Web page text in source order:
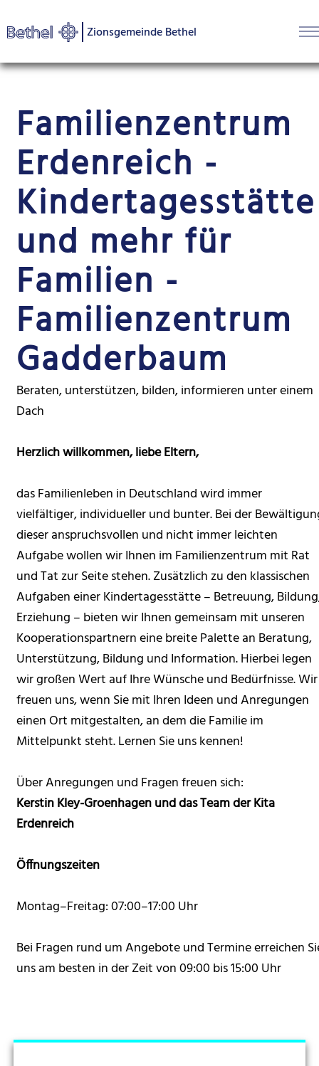
Zionsgemeinde Bethel
Familien­zentrum
Erden­reich -
Kinder­tages­stätte
und mehr für
Familien -
Familien­zentrum
Gadder­baum
Beraten, unterstützen, bilden, informieren unter einem
Dach
Herzlich willkommen, liebe Eltern,
das Familienleben in Deutschland wird immer
vielfältiger, individueller und bunter. Bei der
dieser anspruchsvollen und nicht immer leichten
Aufgabe wollen wir Ihnen im Familienzentrum mit Rat
und Tat zur Seite stehen. Zusätzlich zu den klassischen
Aufgaben einer Kindertagesstätte – Betreuung,
Erziehung – bieten wir Ihnen gemeinsam mit unseren
Kooperationspartnern eine breite Palette an Beratung,
Unterstützung, Bildung und Information. Hierbei legen
wir großen Wert auf Ihre Wünsche und Bedürfnisse. Wir
freuen uns, wenn Sie mit Ihren Ideen und Anregungen
einen Ort mitgestalten, an dem die Familie im
Mittelpunkt steht. Lernen Sie uns kennen!
Über Anregungen und Fragen freuen sich:
Kerstin Kley-Groenhagen und das Team der Kita
Erdenreich
Öffnungszeiten
Montag–Freitag: 07:00–17:00 Uhr
Bei Fragen rund um Angebote und Termine erreichen
uns am besten in der Zeit von 09:00 bis 15:00 Uhr